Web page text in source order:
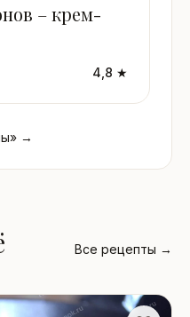
– крем-
4,8 ★
→
Все рецепты →